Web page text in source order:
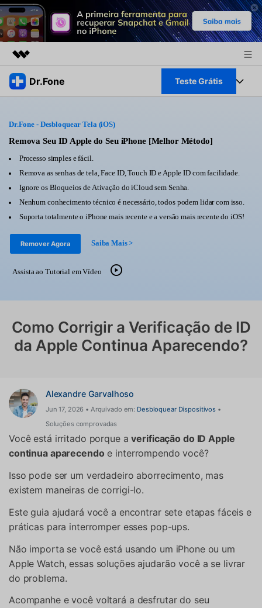
Produtos em destaque
Sobre nós
Dr.Fone Teste Grátis
Veja Toolkit Completo >
Productos
Para PC
Para Celular
Guia & Suporte
Ações rápidas
Recursos
Transferir Dados
Encontre Mais Soluções
Entrar
Dr.Fone - Desbloquear Tela (iOS)
Remova Seu ID Apple do Seu iPhone [Melhor Método]
Processo simples e fácil.
Remova as senhas de tela, Face ID, Touch ID e Apple ID com facilidade.
Ignore os Bloqueios de Ativação do iCloud sem Senha.
Nenhum conhecimento técnico é necessário, todos podem lidar com isso.
Suporta totalmente o iPhone mais recente e a versão mais recente do iOS!
Remover Agora Saiba Mais >
Assista ao Tutorial em Vídeo
Como Corrigir a Verificação de ID
da Apple Continua Aparecendo?
Alexandre Garvalhoso
Jun 17, 2026 • Arquivado em: Desbloquear Dispositivos •
Soluções comprovadas
Você está irritado porque averificação do ID Apple
continua aparecendo e interrompendo você?
Isso pode ser um verdadeiro aborrecimento, mas
existem maneiras de corrigi-lo.
Este guia ajudará você a encontrar sete etapas fáceis e
práticas para interromper esses pop-ups.
Não importa se você está usando um iPhone ou um
Apple Watch, essas soluções ajudarão você a se livrar
do problema.
Acompanhe e você voltará a desfrutar do seu